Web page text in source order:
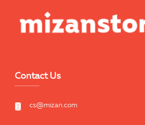
Contact Us
cs@mizan.com